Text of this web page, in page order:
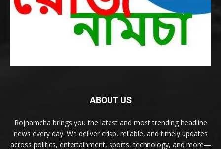
ABOUT US
Rojnamcha brings you the latest and most trending headline
news every day. We deliver crisp, reliable, and timely updates
across politics, entertainment, sports, technology, and more—